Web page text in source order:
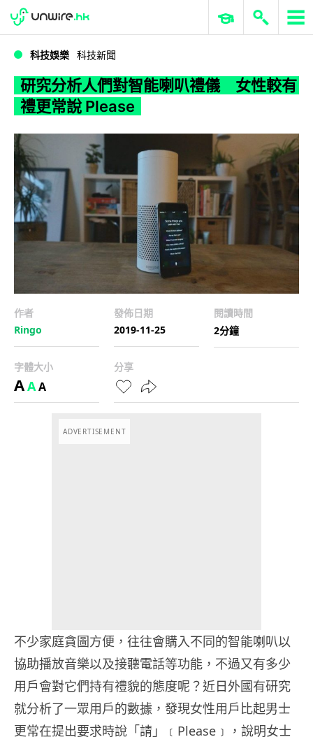
WWDC 2026 ERP 與商業 AI
科技娛樂 科技新聞
研究分析人們對智能喇叭禮儀 女性較有
禮更常說 Please
作者
Ringo
發佈日期
2019-11-25
閱讀時間
2分鐘
字體大小
AAA
分享
ADVERTISEMENT
不少家庭貪圖方便，往往會購入不同的智能喇叭以
協助播放音樂以及接聽電話等功能，不過又有多少
用戶會對它們持有禮貌的態度呢？近日外國有研究
就分析了一眾用戶的數據，發現女性用戶比起男士
更常在提出要求時說「請」﹝Please﹞，說明女士